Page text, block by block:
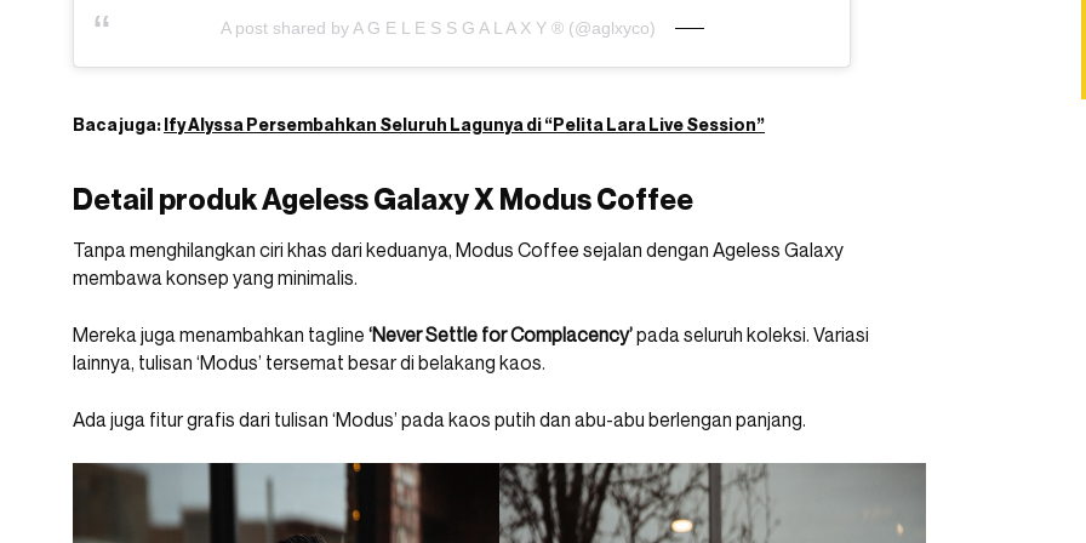
A post shared by A G E L E S S G A L A X Y ® (@aglxyco)
Baca juga:Ify Alyssa Persembahkan Seluruh Lagunya di “Pelita Lara Live Session”
Detail produk Ageless Galaxy X Modus Coffee
Tanpa menghilangkan ciri khas dari keduanya, Modus Coffee sejalan dengan Ageless Galaxy
membawa konsep yang minimalis.
Mereka juga menambahkan tagline ‘Never Settle for Complacency’pada seluruh koleksi. Variasi
lainnya, tulisan ‘Modus’ tersemat besar di belakang kaos.
Ada juga fitur grafis dari tulisan ‘Modus’ pada kaos putih dan abu-abu berlengan panjang.